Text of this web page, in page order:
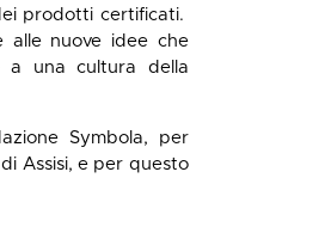
prodotti certificati.
alle nuove idee che
a una cultura della
Symbola, per
Assisi, e per questo